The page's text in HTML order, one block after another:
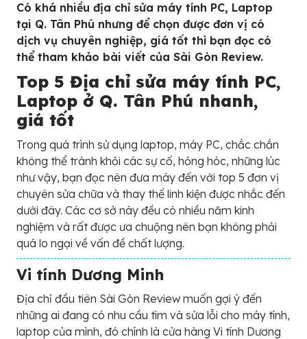
Có khá nhiều địa chỉ sửa máy tính PC, Laptop
tại Q. Tân Phú nhưng để chọn được đơn vị có
dịch vụ chuyên nghiệp, giá tốt thì bạn đọc có
thể tham khảo bài viết của Sài Gòn Review.
Top 5 Địa chỉ sửa máy tính PC,
Laptop ở Q. Tân Phú nhanh,
giá tốt
Trong quá trình sử dụng laptop, máy PC, chắc chắn
không thể tránh khỏi các sự cố, hỏng hóc, những lúc
như vậy, bạn đọc nên đưa máy đến với top 5 đơn vị
chuyên sửa chữa và thay thế linh kiện được nhắc đến
dưới đây. Các cơ sở này đều có nhiều năm kinh
nghiệm và rất được ưa chuộng nên bạn không phải
quá lo ngại về vấn đề chất lượng.
Vi tính Dương Minh
Địa chỉ đầu tiên Sài Gòn Review muốn gợi ý đến
những ai đang có nhu cầu tìm và sửa lỗi cho máy tính,
laptop của mình, đó chính là cửa hàng Vi tính Dương